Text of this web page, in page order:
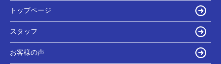
トップページ
スタッフ
お客様の声